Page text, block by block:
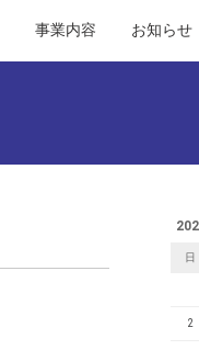
事業内容 お知らせ
日
2